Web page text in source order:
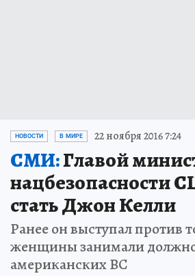
НОВОСТИ В МИРЕ 22 ноября 2016 7:24
СМИ:Главой
нацбезопасности
стать Джон Келли
Ранее он выступал против
женщины занимали
американских ВС